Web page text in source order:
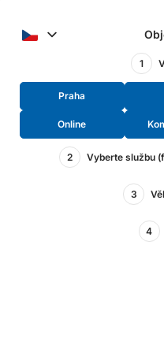
1
Praha
Online
2 Vyberte službu
3
4